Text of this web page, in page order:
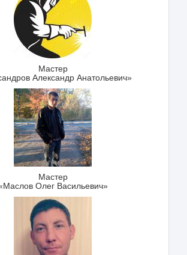
Мастер
Александр Анатольевич»
Мастер
Олег Васильевич»